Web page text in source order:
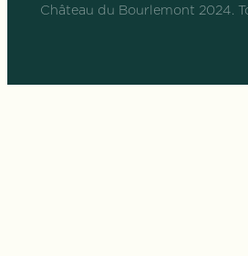
Château du Bourlemont 2024.